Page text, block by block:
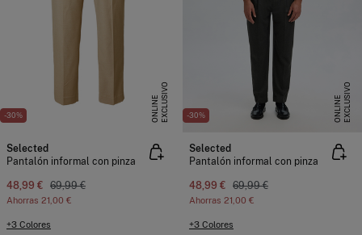
-30% E
X
C
L
U
SI
V
O
O
N
L
I
N
E
Selected
Pantalón informal con pinza
48,99 € 69,99 €
Ahorras 21,00 €
+3 Colores
-30% E
X
C
L
U
SI
V
O
O
N
L
I
N
E
Selected
Pantalón informal con pinza
48,99 € 69,99 €
Ahorras 21,00 €
+3 Colores